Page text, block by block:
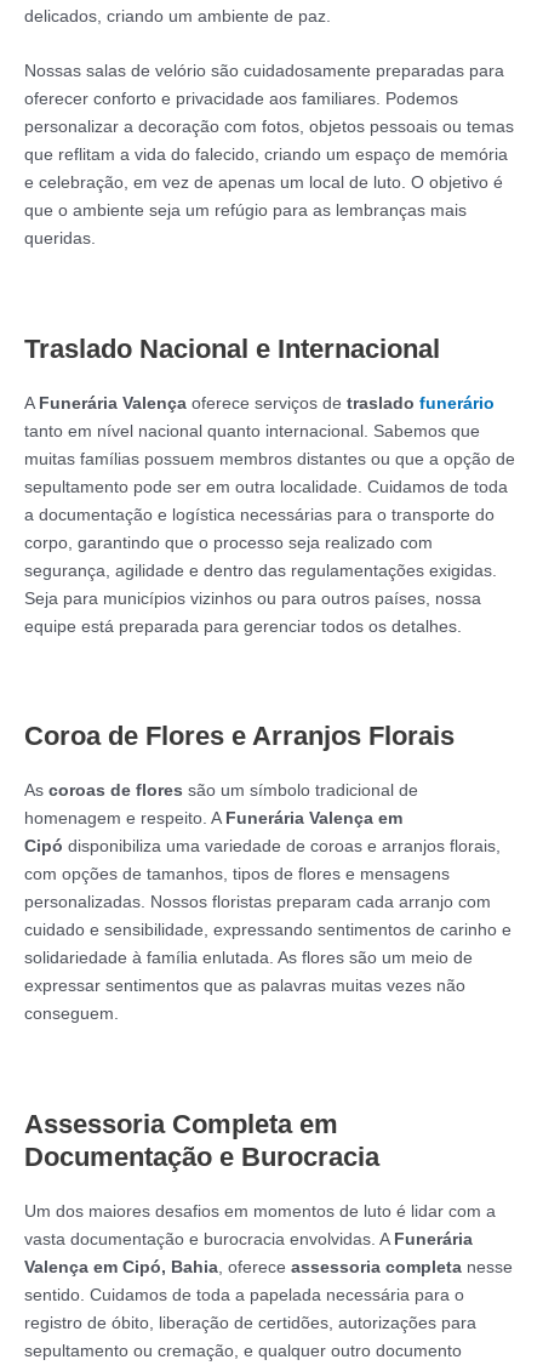
delicados, criando um ambiente de paz.
Nossas salas de velório são cuidadosamente preparadas para
oferecer conforto e privacidade aos familiares. Podemos
personalizar a decoração com fotos, objetos pessoais ou temas
que reflitam a vida do falecido, criando um espaço de memória
e celebração, em vez de apenas um local de luto. O objetivo é
que o ambiente seja um refúgio para as lembranças mais
queridas.
Traslado Nacional e Internacional
A Funerária Valença oferece serviços de traslado funerário
tanto em nível nacional quanto internacional. Sabemos que
muitas famílias possuem membros distantes ou que a opção de
sepultamento pode ser em outra localidade. Cuidamos de toda
a documentação e logística necessárias para o transporte do
corpo, garantindo que o processo seja realizado com
segurança, agilidade e dentro das regulamentações exigidas.
Seja para municípios vizinhos ou para outros países, nossa
equipe está preparada para gerenciar todos os detalhes.
Coroa de Flores e Arranjos Florais
As coroas de flores são um símbolo tradicional de
homenagem e respeito. A Funerária Valença em
Cipó disponibiliza uma variedade de coroas e arranjos florais,
com opções de tamanhos, tipos de flores e mensagens
personalizadas. Nossos floristas preparam cada arranjo com
cuidado e sensibilidade, expressando sentimentos de carinho e
solidariedade à família enlutada. As flores são um meio de
expressar sentimentos que as palavras muitas vezes não
conseguem.
Assessoria Completa em
Documentação e Burocracia
Um dos maiores desafios em momentos de luto é lidar com a
vasta documentação e burocracia envolvidas. A Funerária
Valença em Cipó, Bahia, oferece assessoria completa nesse
sentido. Cuidamos de toda a papelada necessária para o
registro de óbito, liberação de certidões, autorizações para
sepultamento ou cremação, e qualquer outro documento